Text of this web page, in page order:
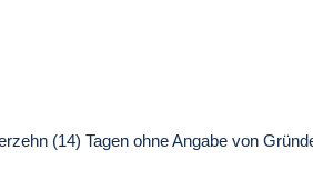
(14) Tagen ohne Angabe von